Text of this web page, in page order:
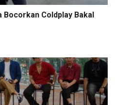
Bocorkan Coldplay Bakal